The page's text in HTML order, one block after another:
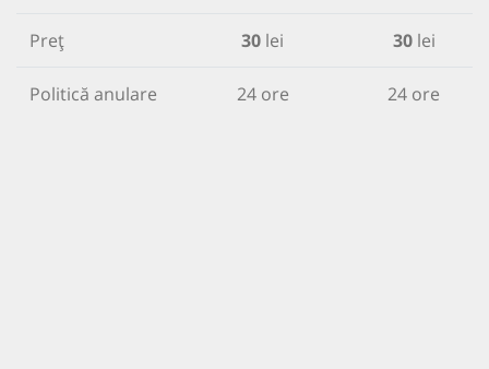
Preț 30 lei 30lei
Politică anulare 24 ore 24 ore